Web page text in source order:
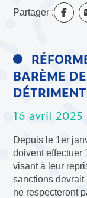
Partager :
BARÈME
16 avril 2025
Depuis le 1er
doivent effectuer
visant à leur
sanctions devrait
ne respecteront